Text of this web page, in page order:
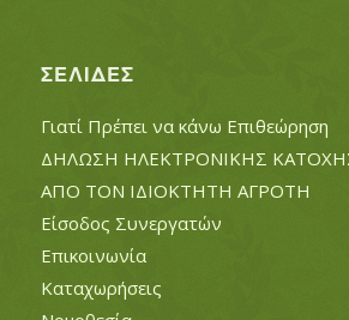
ΣΕΛΊΔΕΣ
Γιατί Πρέπει να κάνω Επιθεώρηση
ΔΗΛΩΣΗ ΗΛΕΚΤΡΟΝΙΚΗΣ
ΑΠΟ ΤΟΝ ΙΔΙΟΚΤΗΤΗ ΑΓΡΟΤΗ
Είσοδος Συνεργατών
Επικοινωνία
Καταχωρήσεις